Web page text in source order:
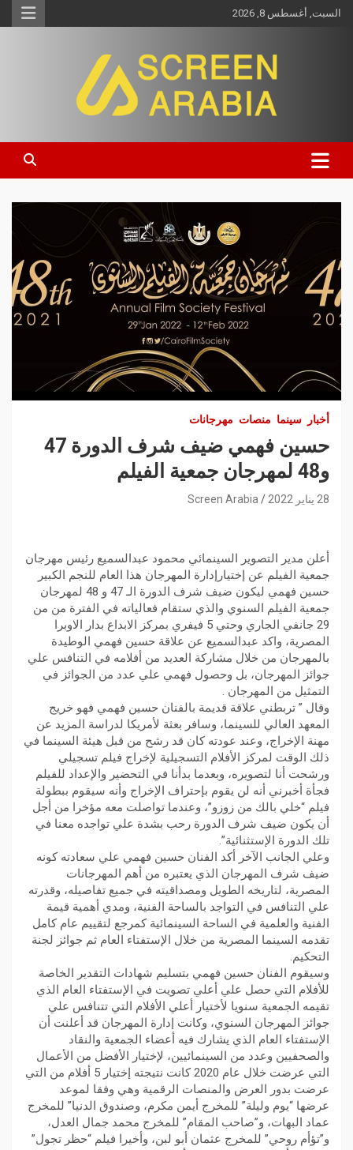
السبت, أغسطس 8, 2026
Screen Arabia
أخبار سينما منصات مهرجانات
حسين فهمي ضيف شرف الدورة 47
و48 لمهرجان جمعية الفيلم
28 يناير 2022 Screen Arabia
أعلن مدير التصوير السينمائي محمود عبدالسميع رئيس مهرجان
جمعية الفيلم عن إختيارإدارة المهرجان هذا العام للنجم الكبير
حسين فهمي ليكون ضيف شرف الدورة الـ 47 و 48 لمهرجان
جمعية الفيلم السنوي والذي ستقام فعالياته في الفترة من من
29 جانفي الجاري وحتي 5 فيفري بمركز الابداع بدار الاوبرا
المصرية، واكد عبدالسميع عن علاقة حسين فهمي الوطيدة
بالمهرجان من خلال مشاركة العديد من أفلامه في التنافس علي
جوائز المهرجان، بل وحصول فهمي علي عدد من الجوائز في
التمثيل من المهرجان .
وقال ” تربطني علاقة قديمة بالفنان حسين فهمي فهو خريج
المعهد العالي للسينما، وسافر بعثة لأمريكا لدراسة المزيد عن
مهنة الإخراج، وعند عودته كان قد رشح من قبل هيئة السينما في
ذلك الوقت لمركز الأفلام التسجيلية لإخراج فيلم تسجيلي
ورشحت أنا لتصويره، وبعدما بدأنا في التحضير والإعداد للفيلم
فجأة أخبرني أنه لن يقوم بإحتراف الإخراج وأنه سيقوم ببطولة
فيلم “خلي بالك من زوزو”، وعندما تواصلت معه مؤخرا من أجل
أن يكون ضيف شرف الدورة رحب بشدة علي تواجده معنا في
تلك الدورة الإستثنائية”.
وعلي الجانب الآخر أكد الفنان حسين فهمي علي سعادته كونه
ضيف شرف المهرجان الذي يعتبره من أهم المهرجانات
المصرية، لتاريخه الطويل ومصداقيته في جميع تفاصيله، وقدرته
علي التنافس في التواجد بالساحة الفنية، ومدي أهمية قيمة
الفنية والعلمية في الساحة السينمائية كمرجع لتقييم عام كامل
تقدمه السينما المصرية من خلال الإستفتاء العام ثم جوائز لجنة
التحكيم.
وسيقوم الفنان حسين فهمي بتسليم شهادات التقدير الخاصة
للأفلام التي حصل علي أعلي تصويت في الإستفتاء العام الذي
تقيمه الجمعية سنويا لأختيار أعلي الأفلام التي تتنافس علي
جوائز المهرجان السنوي، وكانت إدارة المهرجان قد أعلنت أن
الإستفتاء العام الذي يشارك فيه أعضاء الجمعية والنقاد
والصحفيين وعدد من السينمائيين، لإختيار الأفضل من الأعمال
التي عرضت خلال عام 2020 كانت نتيجته إختيار 5 أفلام من التي
عرضت بدور العرض والمنصات الرقمية وهي وفقا لموعد
عرضها “يوم وليلة” للمخرج أيمن مكرم، وصندوق الدنيا” للمخرج
عماد البهات، و”صاحب المقام” للمخرج محمد جمال العدل،
و”تؤأم روحي” للمخرج عثمان أبو لبن، وأخيرا فيلم “حظر تجول”